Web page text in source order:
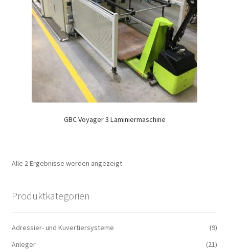
GBC Voyager 3 Laminiermaschine
Alle 2 Ergebnisse werden angezeigt
Produktkategorien
Adressier- und Kuvertiersysteme
(9)
Anleger
(21)